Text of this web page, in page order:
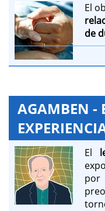
El
de
AGAMBEN -
El
por